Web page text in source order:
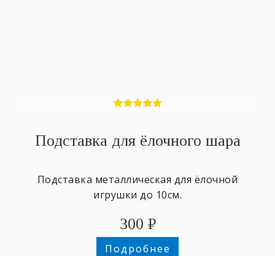
Подставка для ёлочного шара
Подставка металлическая для ёлочной
игрушки до 10см.
300 ₽
Подробнее